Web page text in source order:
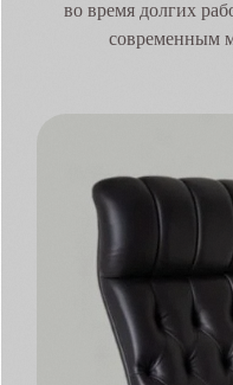
во время долгих
современным